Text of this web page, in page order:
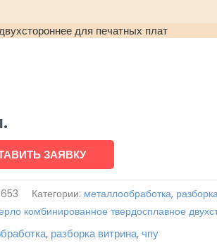
для печатных плат
ЗАЯВКУ
Категории: металлообработка,
комбинированное твердосплавное
, разборка витрина, чпу